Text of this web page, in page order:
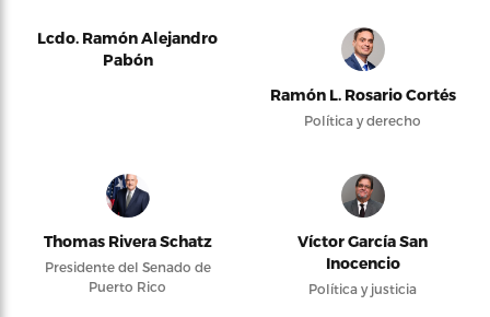
Lcdo. Ramón Alejandro
Pabón
Ramón L. Rosario Cortés
Política y derecho
Thomas Rivera Schatz
Presidente del Senado de
Puerto Rico
Víctor García San
Inocencio
Política y justicia